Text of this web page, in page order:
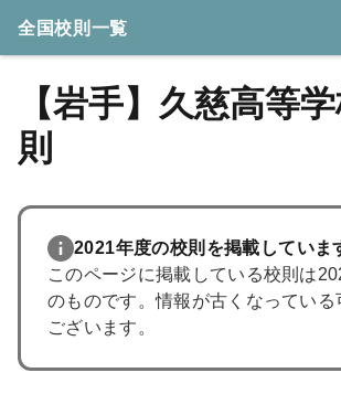
【岩手】久慈高等
則
2021年度の校則を掲載していま
このページに掲載している校則は
のものです。情報が古くなっている
ございます。
全国校則一覧